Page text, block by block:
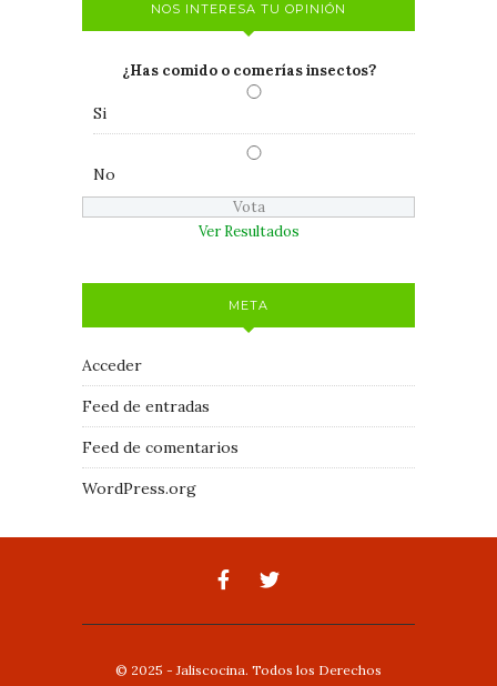
NOS INTERESA TU OPINIÓN
¿Has comido o comerías insectos?
Si
No
Ver Resultados
META
Acceder
Feed de entradas
Feed de comentarios
WordPress.org
© 2025 - Jaliscocina. Todos los Derechos